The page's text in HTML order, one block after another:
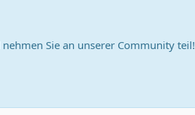
nehmen Sie an unserer Community teil!